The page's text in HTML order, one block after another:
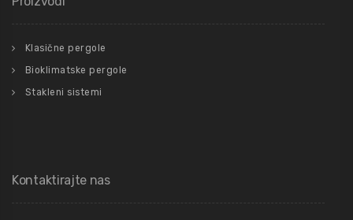
Klasične pergole
Bioklimatske pergole
Stakleni sistemi
Kontaktirajte nas